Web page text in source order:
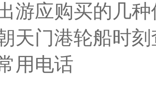
游应购买的几种
天门港轮船时
用电话